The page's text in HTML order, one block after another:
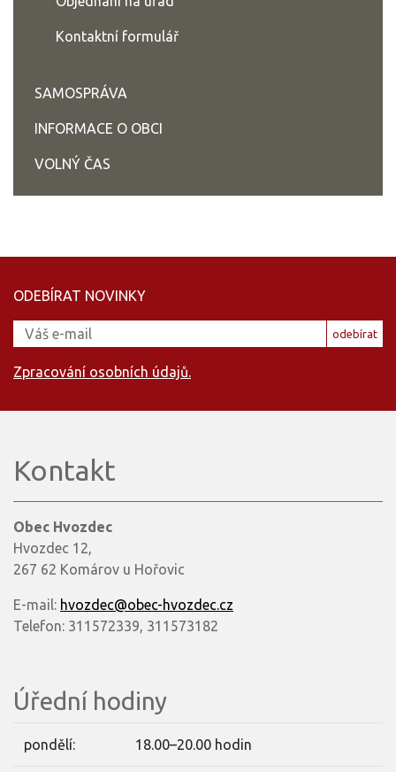
Kontaktní formulář
SAMOSPRÁVA
INFORMACE O OBCI
VOLNÝ ČAS
ODEBÍRAT NOVINKY
odebírat
Zpracování osobních údajů.
Kontakt
Obec Hvozdec
Hvozdec 12,
267 62 Komárov u Hořovic
E-mail: hvozdec@obec-hvozdec.cz
Telefon: 311572339, 311573182
Úřední hodiny
pondělí: 18.00–20.00 hodin